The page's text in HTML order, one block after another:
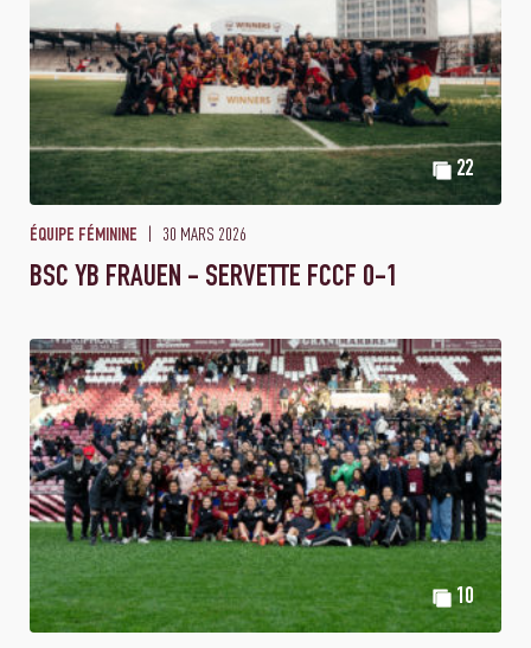
22
ÉQUIPE FÉMININE 30 MARS 2026
BSC YB FRAUEN - SERVETTE FCCF 0-1
10